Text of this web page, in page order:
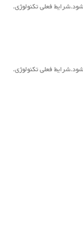
شود.شرایط فعلی تکنولوژی.
شود.شرایط فعلی تکنولوژی.